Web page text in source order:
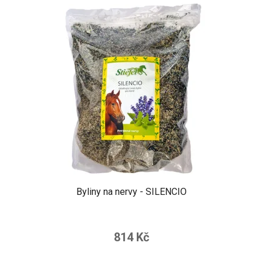
Byliny na nervy - SILENCIO
814 Kč